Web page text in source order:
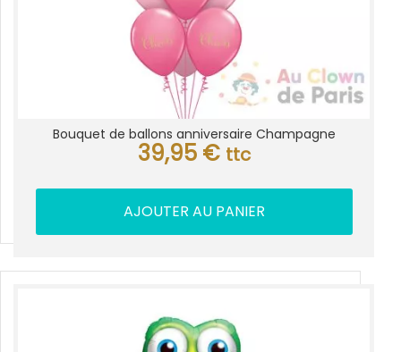
Bouquet de ballons anniversaire Champagne
39,95 € ttc
AJOUTER AU PANIER